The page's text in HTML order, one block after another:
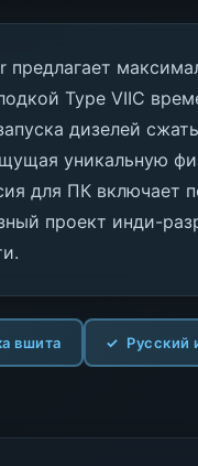
предлагает
Type VIIC
дизелей
уникальную
для ПК включает
проект инди-
вшита Русский